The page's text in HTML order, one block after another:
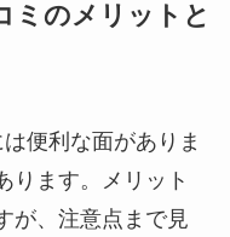
ミのメリットと
便利な面がありま
ります。メリット
が、注意点まで見